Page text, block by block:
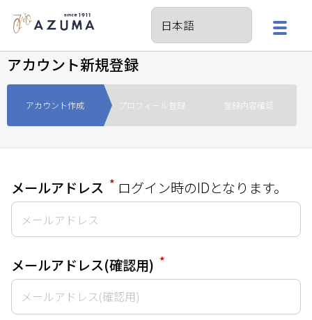
アカウント新規登録
アカウント作成 プロフィール登録 登録内容確認
メールアドレス * ログイン時のIDとなります。
メールアドレス(確認用) *